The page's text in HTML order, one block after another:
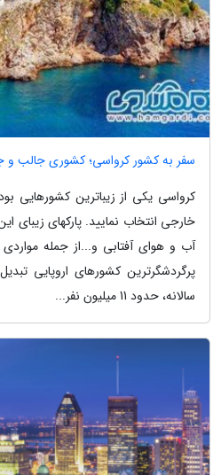
سفر به کشور کرواسی؛ کشوری جالب و
کرواسی یکی از زیباترین کشورهایی
خارجی انتخاب نمایید. پارکهای زیبای
آب و هوای آفتابی و...از جمله
پرگردشگرترین کشورهای اروپایی
سالانه، حدود 11 میلیون نفر...